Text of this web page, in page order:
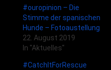
#ouropinion – Die
Stimme der spanischen
Hunde – Fotoaustellung
22. August 2019
In "Aktuelles"
#CatchItForRescue